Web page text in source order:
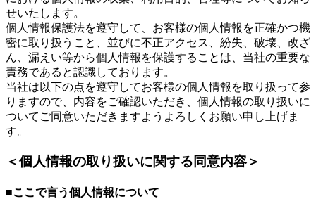
せいたします。
個人情報保護法を遵守して、お客様の個人情報を正確かつ機
密に取り扱うこと、並びに不正アクセス、紛失、破壊、改ざ
ん、漏えい等から個人情報を保護することは、当社の重要な
責務であると認識しております。
当社は以下の点を遵守してお客様の個人情報を取り扱って参
りますので、内容をご確認いただき、個人情報の取り扱いに
ついてご同意いただきますようよろしくお願い申し上げま
す。
＜個人情報の取り扱いに関する同意内容＞
■ここで言う個人情報について